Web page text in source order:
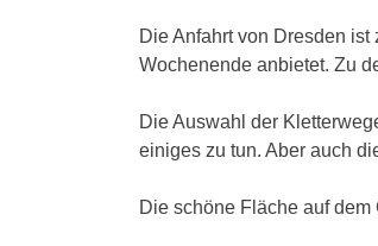
Die Anfahrt von Dresden
Wochenende anbietet. Zu
Die Auswahl der
einiges zu tun. Aber auch
Die schöne Fläche auf